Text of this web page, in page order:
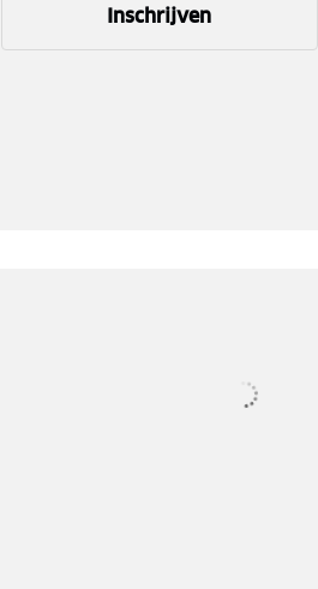
Inschrijven